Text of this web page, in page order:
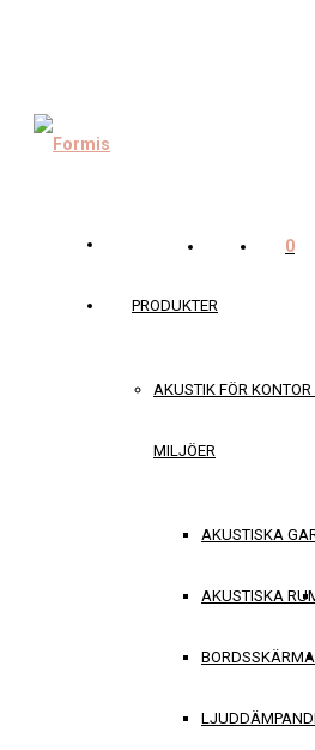
PRODUKTER
AKUSTIK FÖR
MILJÖER
AKUSTISKA
AKUSTISKA
0